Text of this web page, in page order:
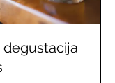
degustacija